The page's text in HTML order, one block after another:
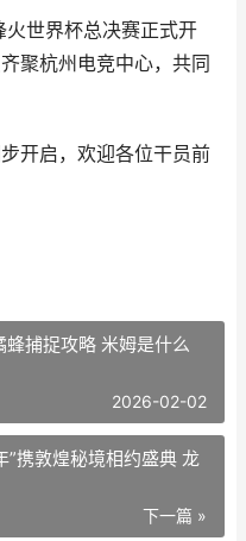
世界杯总决赛正式开
聚杭州电竞中心，共同
开启，欢迎各位干员前
捕捉攻略 米姆是什么
2026-02-02
”携敦煌秘境相约盛典 龙
下一篇 »